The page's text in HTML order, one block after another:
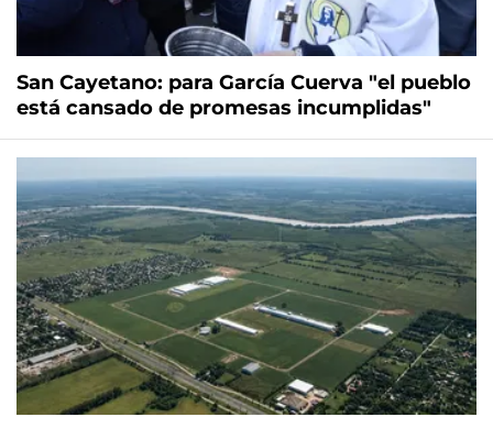
San Cayetano: para García Cuerva "el pueblo
está cansado de promesas incumplidas"